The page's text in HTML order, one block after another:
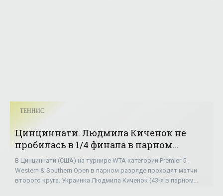
ТЕННИС
Цинциннати. Людмила Киченок не
пробилась в 1/4 финала в парном
разряде - «ТЕННИС»
В Цинциннати (США) на турнире WTA категории Premier 5 -
Western & Southern Open в парном разряде проходят матчи
второго круга. Украинка Людмила Киченок (43-я в парном